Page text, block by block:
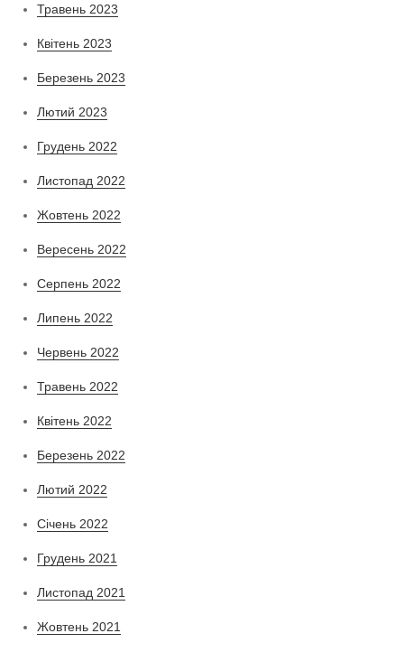
Травень 2023
Квітень 2023
Березень 2023
Лютий 2023
Грудень 2022
Листопад 2022
Жовтень 2022
Вересень 2022
Серпень 2022
Липень 2022
Червень 2022
Травень 2022
Квітень 2022
Березень 2022
Лютий 2022
Січень 2022
Грудень 2021
Листопад 2021
Жовтень 2021